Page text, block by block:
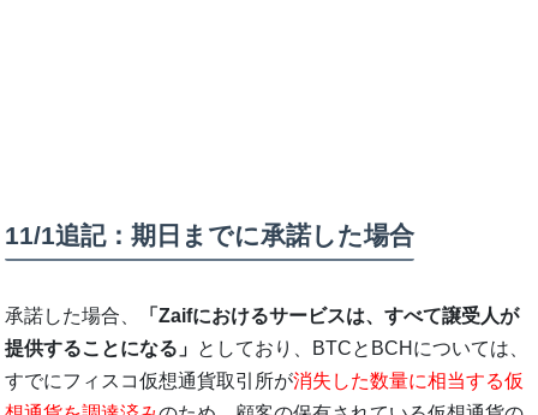
11/1追記：期日までに承諾した場合
承諾した場合、
「Zaifにおけるサービスは、すべて譲受人が
提供することになる」 としており、BTCとBCHについては、
すでにフィスコ仮想通貨取引所が消失した数量に相当する仮